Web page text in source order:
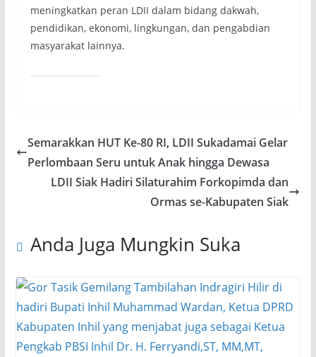
meningkatkan peran LDII dalam bidang dakwah,
pendidikan, ekonomi, lingkungan, dan pengabdian
masyarakat lainnya.
Semarakkan HUT Ke-80 RI, LDII Sukadamai Gelar
Perlombaan Seru untuk Anak hingga Dewasa
LDII Siak Hadiri Silaturahim Forkopimda dan
Ormas se-Kabupaten Siak
Anda Juga Mungkin Suka